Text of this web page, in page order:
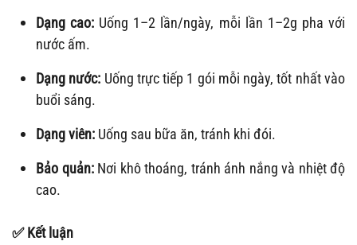
Dạng cao: Uống 1–2 lần/ngày, mỗi lần 1–2g pha với
nước ấm.
Dạng nước: Uống trực tiếp 1 gói mỗi ngày, tốt nhất vào
buổi sáng.
Dạng viên: Uống sau bữa ăn, tránh khi đói.
Bảo quản:Nơi khô thoáng, tránh ánh nắng và nhiệt độ
cao.
✅ Kết luận